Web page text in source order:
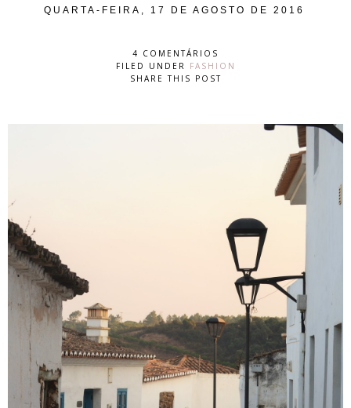
QUARTA-FEIRA, 17 DE AGOSTO DE 2016
4 COMENTÁRIOS
FILED UNDER FASHION
SHARE THIS POST